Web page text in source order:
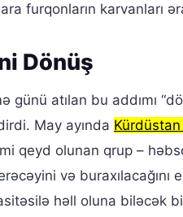
furqonların karvanları
Dönüş
atılan bu addımı
May ayında Kürdüstan
qeyd olunan qrup –
və
həll oluna biləcək